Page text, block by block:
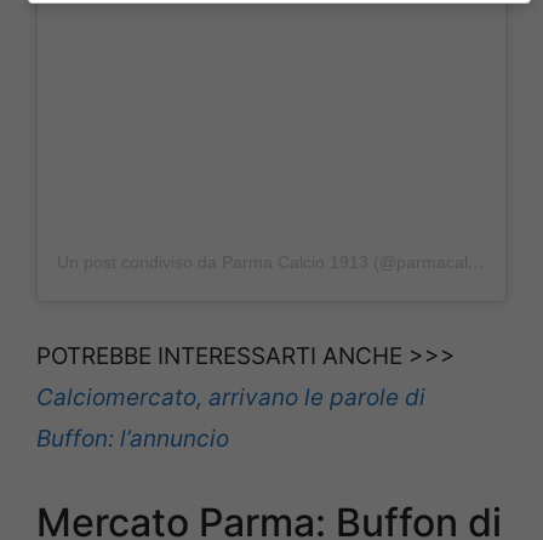
POTREBBE INTERESSARTI ANCHE >>>
Calciomercato, arrivano le parole di
Buffon: l’annuncio
Mercato Parma: Buffon di